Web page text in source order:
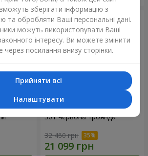
301 червона троянда
32 460 грн
зберігати інформацію з
та обробляти Ваші персональні дані.
можуть використовувати Ваші
законного інтересу. Ви можете змінити
через посилання внизу сторінки.
Прийняти всі
Налаштувати